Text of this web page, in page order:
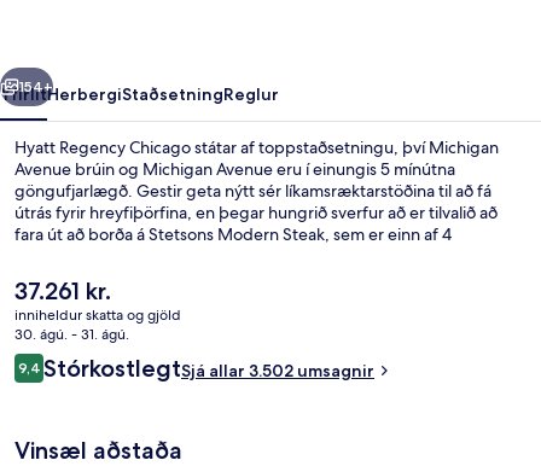
Næsta
154+
YfirlitHerbergiStaðsetningReglur
Hyatt Regency Chicago státar af toppstaðsetningu, því Michigan
Avenue brúin og Michigan Avenue eru í einungis 5 mínútna
göngufjarlægð. Gestir geta nýtt sér líkamsræktarstöðina til að fá
útrás fyrir hreyfiþörfina, en þegar hungrið sverfur að er tilvalið að
fara út að borða á Stetsons Modern Steak, sem er einn af 4
einnig 2 barir/setustofur, skyndibitastaður/sælkeraverslun og
verönd. Ferðamenn sem hafa dvalið á staðnum hafa verið mjög
ánægðir en meðal þess sem þeir nefna sem sérstaka kosti eru
þægileg rúm og hjálpsamt starfsfólk. Gististaðurinn er stutt frá
almenningssamgöngum: Randolph-Wabash lestarstöðin er í 8
mínútna göngufjarlægð og State lestarstöðin í 8 mínútna.
Núverandi
verð
er
37.261 kr.
37.261 kr.
inniheldur skatta og gjöld
30. ágú. - 31. ágú.
Umsagnir
9,49,4 af 10
StórkostlegtSjá allar 3.502 umsagnir
Vinsæl aðstaða